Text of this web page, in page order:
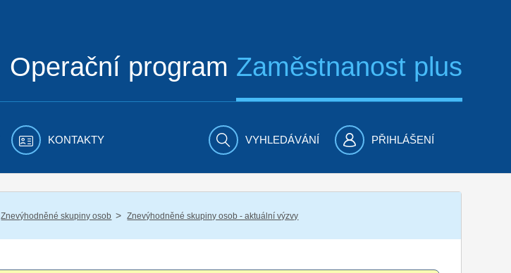
Operační program Zaměstnanost plus
KONTAKTY VYHLEDÁVÁNÍ PŘIHLÁŠENÍ
Znevýhodněné skupiny osob / Znevýhodněné skupiny osob - aktuální výzvy